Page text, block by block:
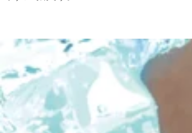
を組み合わせることで、よりスッキリ感を実感
本日や直近のお時間でもご案内可能な場合が